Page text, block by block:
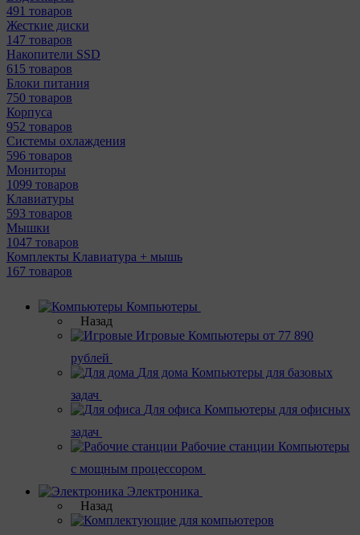
491 товаров
Жесткие диски
147 товаров
Накопители SSD
615 товаров
Блоки питания
750 товаров
Корпуса
952 товаров
Системы охлаждения
596 товаров
Мониторы
1099 товаров
Клавиатуры
593 товаров
Мышки
1047 товаров
Комплекты Клавиатура + мышь
167 товаров
Компьютеры
Назад
Игровые Компьютеры от 77 890
рублей
Для дома Компьютеры для базовых
задач
Для офиса Компьютеры для офисных
задач
Рабочие станции Компьютеры
с мощным процессором
Электроника
Назад